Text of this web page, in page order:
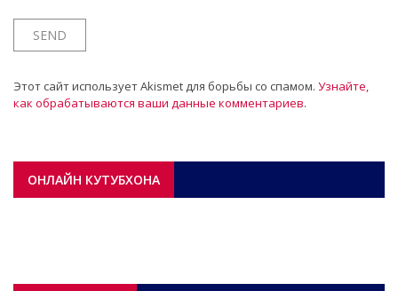
Этот сайт использует Akismet для борьбы со спамом. Узнайте,
как обрабатываются ваши данные комментариев.
ОНЛАЙН КУТУБХОНА